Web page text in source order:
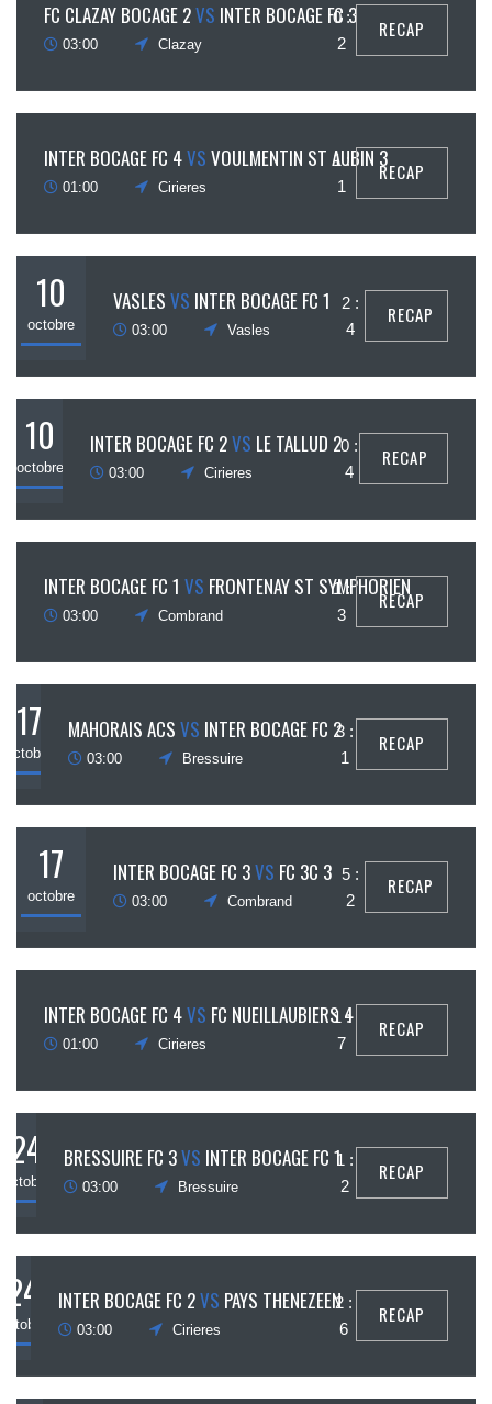
FC CLAZAY BOCAGE 2VS INTER BOCAGE FC 3
03:00 Clazay
0 :
2
RECAP
INTER BOCAGE FC 4VS VOULMENTIN ST AUBIN 3
01:00 Cirieres
1 :
1
RECAP
10
octobre
VASLES VS INTER BOCAGE FC 1
03:00 Vasles
2 :
4
RECAP
10
octobre
INTER BOCAGE FC 2VS LE TALLUD 2
03:00 Cirieres
0 :
4
RECAP
INTER BOCAGE FC 1 VS FRONTENAY ST SYMPHORIEN
03:00 Combrand
1 :
3
RECAP
17
octobre
MAHORAIS ACS VS INTER BOCAGE FC 2
03:00 Bressuire
3 :
1
RECAP
17
octobre
INTER BOCAGE FC 3VS FC 3C 3
03:00 Combrand
5 :
2
RECAP
INTER BOCAGE FC 4VS FC NUEILLAUBIERS 4
01:00 Cirieres
1 :
7
RECAP
24
octobre
BRESSUIRE FC 3VS INTER BOCAGE FC 1
03:00 Bressuire
1 :
2
RECAP
24
octobre
INTER BOCAGE FC 2VS PAYS THENEZEEN
03:00 Cirieres
2 :
6
RECAP